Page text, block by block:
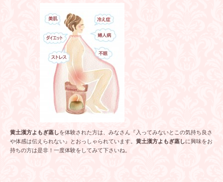
黄土漢方よもぎ蒸しを体験された方は、みなさん『入ってみないとこの気持ち良さ
や体感は伝えられない』とおっしゃられています。 黄土漢方よもぎ蒸しに興味をお
持ちの方は是非！一度体験をしてみて下さいね。